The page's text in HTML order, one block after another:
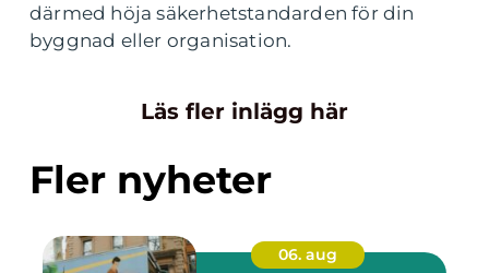
därmed höja säkerhetstandarden för din
byggnad eller organisation.
Läs fler inlägg här
Fler nyheter
06. aug